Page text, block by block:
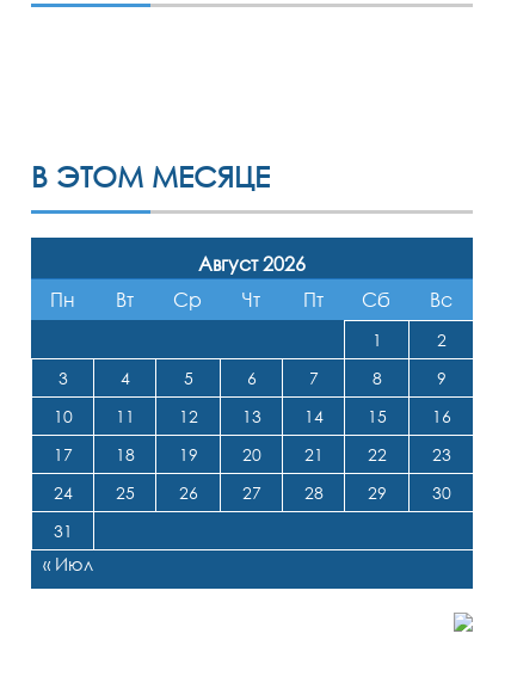
В ЭТОМ МЕСЯЦЕ
Август 2026
Пн
Вт Ср Чт Пт Сб Вс
1
2
3
4 5 6 7 8
9
10
11 12 13 14 15
16
17
18 19 20 21 22
23
24
25 26 27 28 29
30
31
« Июл